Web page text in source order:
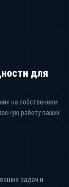
для
на собственном
работу ваших
задач и